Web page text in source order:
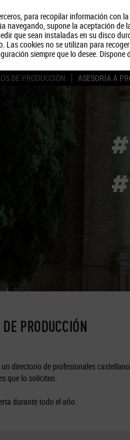
para recopilar información con
navegando, supone la aceptación
que sean instaladas en su disco
Las cookies no se utilizan para
siempre que lo desee. Dispone
DE PRODUCCIÓN ASESORÍA A
PRODUCCIÓN
directorio de profesionales
que lo soliciten.
durante todo el año.